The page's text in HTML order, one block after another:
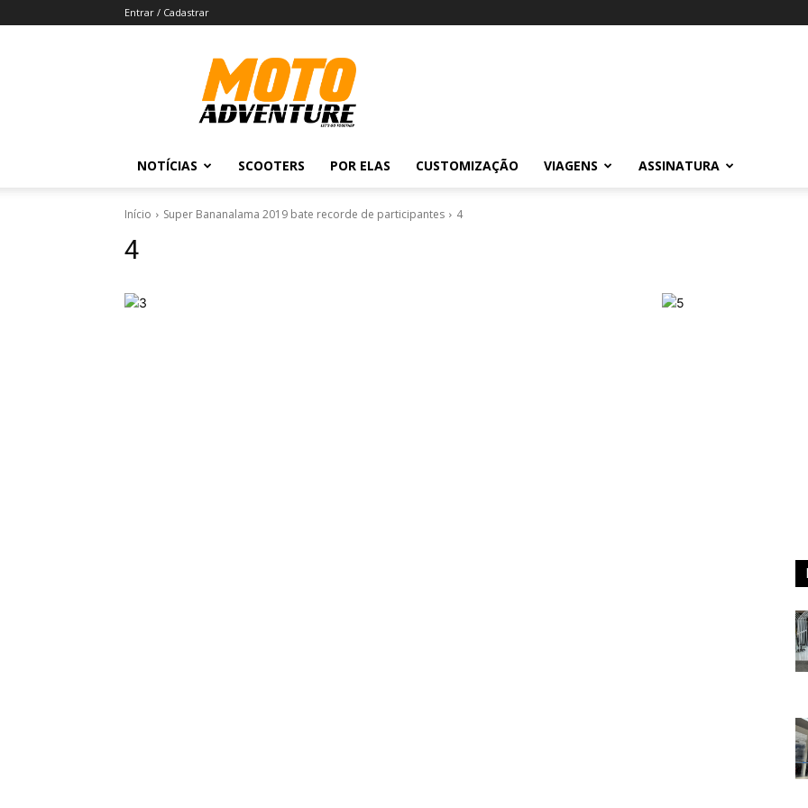
Entrar / Cadastrar
Revista
Moto
Adventure
NOTÍCIAS SCOOTERS POR ELAS CUSTOMIZAÇÃO VIAGENS ASSINATURA
Início Super Bananalama 2019 bate recorde de participantes 4
4